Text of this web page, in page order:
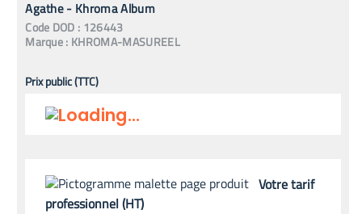
Agathe - Khroma Album
Code DOD : 126443
Marque : KHROMA-MASUREEL
Prix public (TTC)
Votre tarif
professionnel (HT)